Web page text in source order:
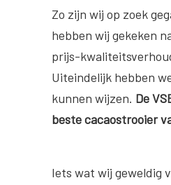
Zo zijn wij op zoek
hebben wij gekeken
prijs-
Uiteindelijk hebben
kunnen wijzen. De
beste cacaostrooier
Iets wat wij geweldig